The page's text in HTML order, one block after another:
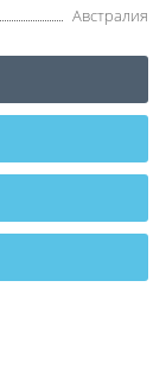
Австралия